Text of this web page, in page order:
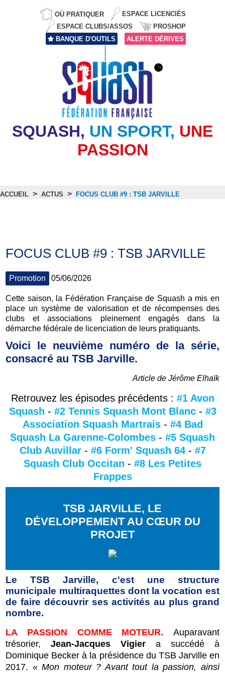
OÙ PRATIQUER
ESPACE LICENCIÉS
ESPACE CLUBS/ASSOS
PROSHOP
BANQUE D'OUTILS
ALERTE DÉRIVES
SQUASH, UN SPORT, UNE
PASSION
ACCUEIL > ACTUS > FOCUS CLUB #9 : TSB JARVILLE
FOCUS CLUB #9 : TSB JARVILLE
Promotion 05/06/2026
Cette saison, la Fédération Française de Squash a mis en
place un système de valorisation et de récompenses des
clubs et associations pleinement engagés dans la
démarche fédérale de licenciation de leurs pratiquants.
Voici le neuvième numéro de la série,
consacré au TSB Jarville.
Article de Jérôme Elhaïk
Retrouvez les épisodes précédents : #1 Avon
Squash - #2 Tennis Squash Mont Blanc - #3
Association Squash Martrais - #4 Bad
Squash La Garenne-Colombes - #5 Squash
Club Auvillar - #6 Form' Squash 64- #7
Squash Club Occitan - #8 Les Petites
Frappes
TSB JARVILLE, LE
DÉVELOPPEMENT AU CŒUR DU
PROJET
Le TSB Jarville, c'est une structure
municipale multiraquettes dont la vocation est
de faire découvrir ses activités au plus grand
nombre.
LA PASSION COMME MOTEUR. Auparavant
trésorier,Jean-Jacques Vigier a succédé à
Dominique Becker à la présidence du TSB Jarville en
2017. «Mon moteur ? Avant tout la passion, ainsi